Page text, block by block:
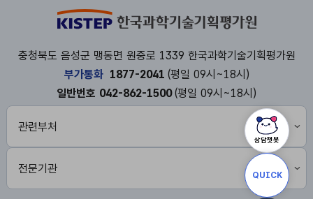
상담챗봇
QUICK
충청북도 음성군 맹동면 원중로 1339 한국과학기술기획평가원
부가통화 1877-2041 (평일 09시~18시)
일반번호 042-862-1500 (평일 09시~18시)
창
립